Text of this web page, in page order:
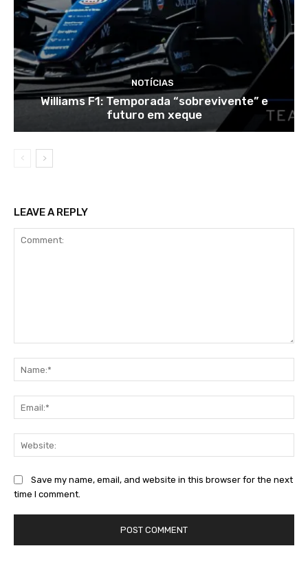
NOTÍCIAS
Williams F1: Temporada “sobrevivente” e
futuro em xeque
LEAVE A REPLY
Save my name, email, and website in this browser for the next
time I comment.